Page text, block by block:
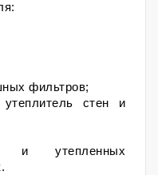
фильтров;
стен и
и утепленных